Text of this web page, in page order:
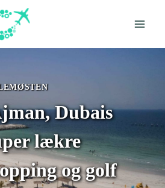
Dubais
lækre
og golf